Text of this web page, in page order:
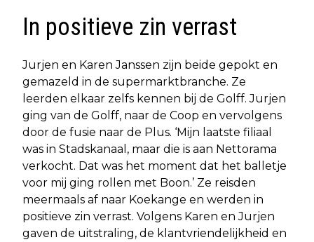
In positieve zin verrast
Jurjen en Karen Janssen zijn beide gepokt en
gemazeld in de supermarktbranche. Ze
leerden elkaar zelfs kennen bij de Golff. Jurjen
ging van de Golff, naar de Coop en vervolgens
door de fusie naar de Plus. ‘Mijn laatste filiaal
was in Stadskanaal, maar die is aan Nettorama
verkocht. Dat was het moment dat het balletje
voor mij ging rollen met Boon.’ Ze reisden
meermaals af naar Koekange en werden in
positieve zin verrast. Volgens Karen en Jurjen
gaven de uitstraling, de klantvriendelijkheid en